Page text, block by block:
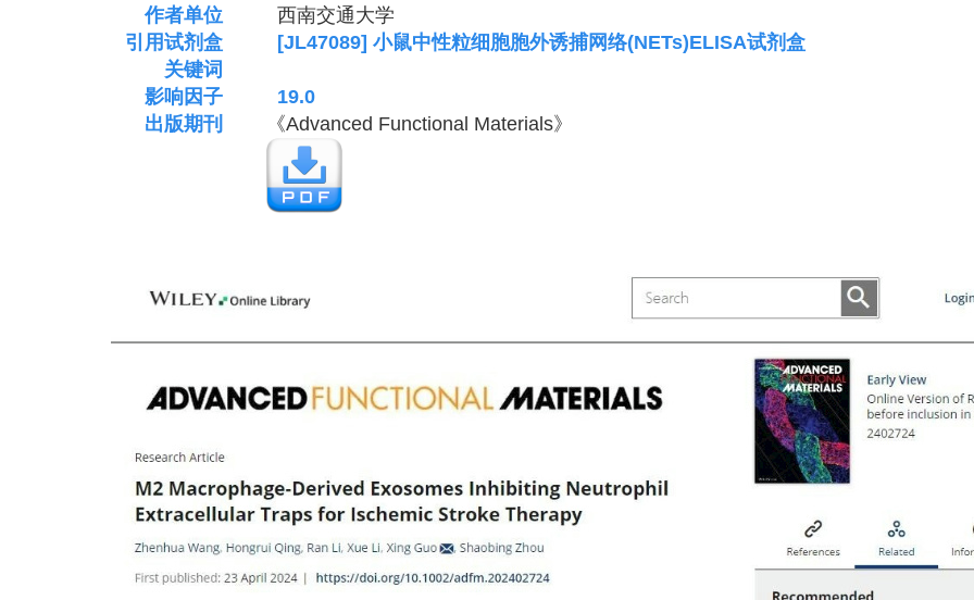
作者单位
西南交通大学
引用试剂盒
[JL47089] 小鼠中性粒细胞胞外诱捕网络(NETs)ELISA试剂盒
关键词
影响因子
19.0
出版期刊
《Advanced Functional Materials》